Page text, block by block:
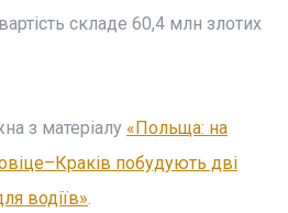
складе 60,4 млн злотих
з матеріалу «Польща: на
побудують дві
водіїв».